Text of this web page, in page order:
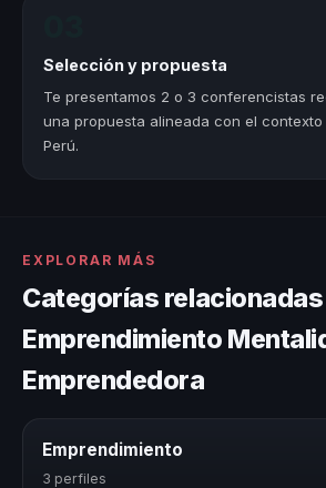
Selección y propuesta
Te presentamos 2 o 3 conferencistas
una propuesta alineada con el
Perú.
EXPLORAR MÁS
Categorías
Emprendimiento
Emprendedora
Emprendimiento
3 perfiles